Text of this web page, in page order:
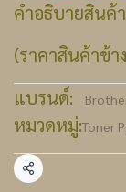
คำอธิบายสินค้
(ราคาสินค้าข้
แบรนด์:
หมวดหมู่:Toner
แชร์